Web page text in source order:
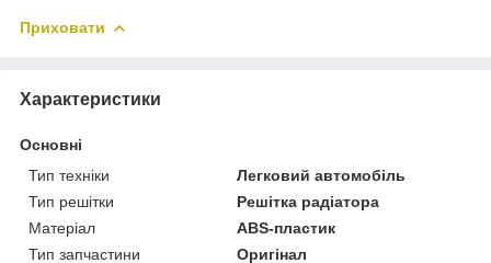
Приховати
Характеристики
Основні
Тип техніки
Легковий автомобіль
Тип решітки
Решітка радіатора
Матеріал
ABS-пластик
Тип запчастини
Оригінал